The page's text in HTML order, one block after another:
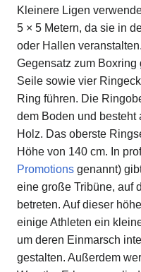
Kleinere Ligen
5 × 5 Metern, da sie in
oder Hallen
Gegensatz zum
Seile sowie vier
Ring führen. Die
dem Boden und besteht
Holz. Das oberste
Höhe von 140 cm. In
Promotions genannt)
eine große Tribüne, auf
betreten. Auf dieser
einige Athleten ein
um deren Einmarsch
gestalten. Außerdem